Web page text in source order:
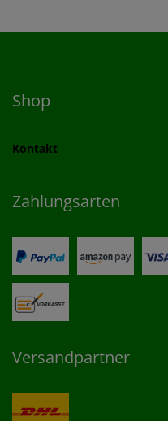
Shop
Kontakt
Zahlungsarten
Versandpartner